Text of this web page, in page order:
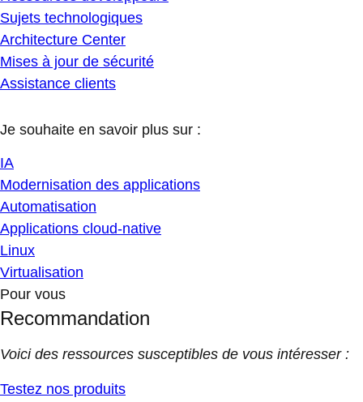
Sujets technologiques
Architecture Center
Mises à jour de sécurité
Assistance clients
Je souhaite en savoir plus sur :
IA
Modernisation des applications
Automatisation
Applications cloud-native
Linux
Virtualisation
Pour vous
Recommandation
Voici des ressources susceptibles de vous intéresser :
Testez nos produits